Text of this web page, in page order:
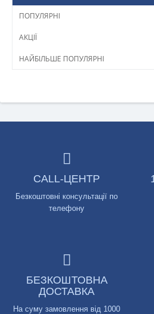
ПОПУЛЯРНІ
АКЦІЇ
НАЙБІЛЬШЕ ПОПУЛЯРНІ
CALL-ЦЕНТР
Безкоштовні консультації по
телефону
БЕЗКОШТОВНА
ДОСТАВКА
На суму замовлення від 1000